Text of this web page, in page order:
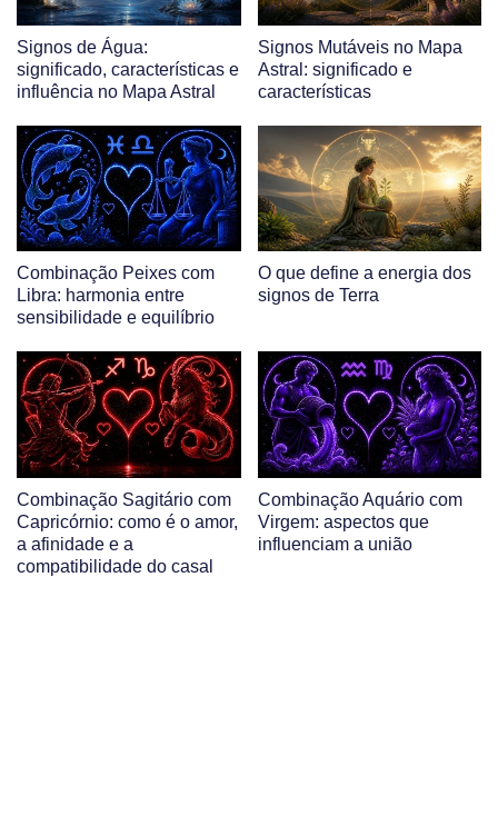
Signos de Água:
significado, características e
influência no Mapa Astral
Signos Mutáveis no Mapa
Astral: significado e
características
Combinação Peixes com
Libra: harmonia entre
sensibilidade e equilíbrio
O que define a energia dos
signos de Terra
Combinação Sagitário com
Capricórnio: como é o amor,
a afinidade e a
compatibilidade do casal
Combinação Aquário com
Virgem: aspectos que
influenciam a união